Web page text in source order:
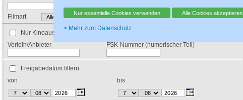
Nur essentielle Cookies verwenden Alle Cookies akzeptieren
> Mehr zum Datenschutz
Filmart
Nur Kinoauswertung
Verleih/Anbieter
FSK-Nummer (numerischer Teil)
Freigabedatum filtern
von
bis